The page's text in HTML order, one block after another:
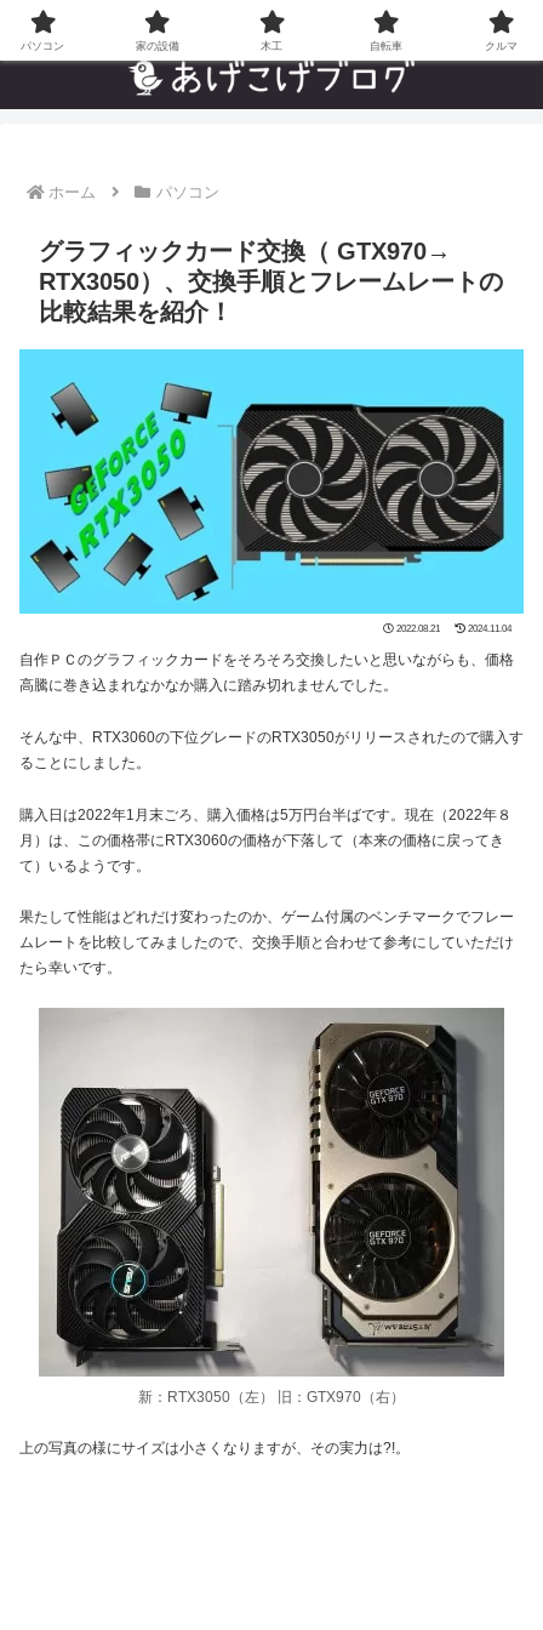
自分でやった”あんなことやこんなこと”の趣味ブログ
ホーム パソコン
グラフィックカード交換（ GTX970→
RTX3050）、交換手順とフレームレートの
比較結果を紹介！
2022.08.21 2024.11.04
自作ＰＣのグラフィックカードをそろそろ交換したいと思いながらも、価格
高騰に巻き込まれなかなか購入に踏み切れませんでした。
そんな中、RTX3060の下位グレードのRTX3050がリリースされたので購入す
ることにしました。
購入日は2022年1月末ごろ、購入価格は5万円台半ばです。現在（2022年８
月）は、この価格帯にRTX3060の価格が下落して（本来の価格に戻ってき
て）いるようです。
果たして性能はどれだけ変わったのか、ゲーム付属のベンチマークでフレー
ムレートを比較してみましたので、交換手順と合わせて参考にしていただけ
たら幸いです。
新：RTX3050（左） 旧：GTX970（右）
上の写真の様にサイズは小さくなりますが、その実力は?!。
パソコン 家の設備 木工 自転車 クルマ